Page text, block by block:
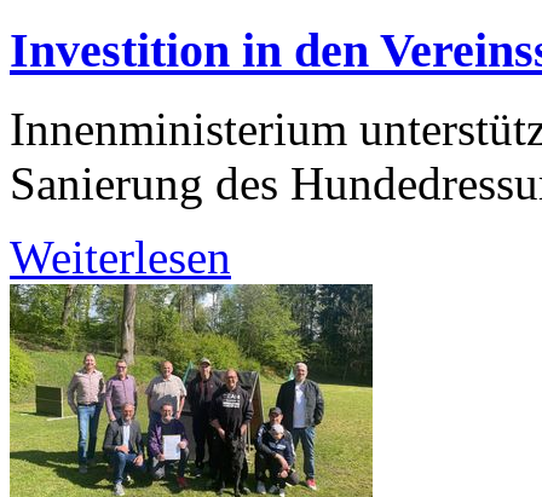
Investition in den
Innenministerium
Sanierung des
Weiterlesen